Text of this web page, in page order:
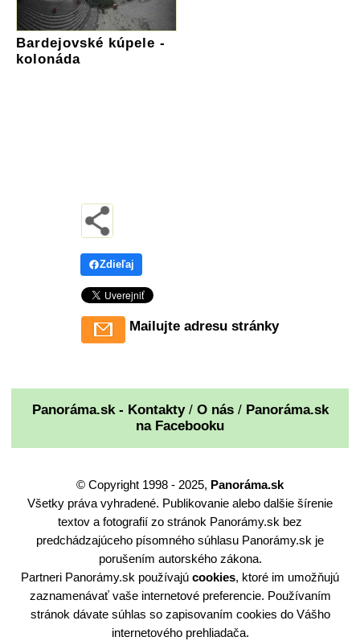
Bardejovské kúpele -
kolonáda
Zdieľaj
Mailujte adresu stránky
Panoráma.sk - Kontakty/ O nás/ Panoráma.sk
na Facebooku
© Copyright 1998 - 2025, Panoráma.sk
Všetky práva vyhradené. Publikovanie alebo dalšie šírenie
textov a fotografií zo stránok Panorámy.sk bez
predchádzajúceho písomného súhlasu Panorámy.sk je
porušením autorského zákona.
Partneri Panorámy.sk používajú cookies, ktoré im umožňujú
zaznamenávať vaše internetové preferencie. Používaním
stránok dávate súhlas so zapisovaním cookies do Vášho
internetového prehliadača.